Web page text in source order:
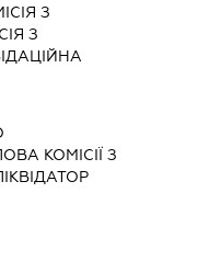
З
З
КОМІСІЇ З